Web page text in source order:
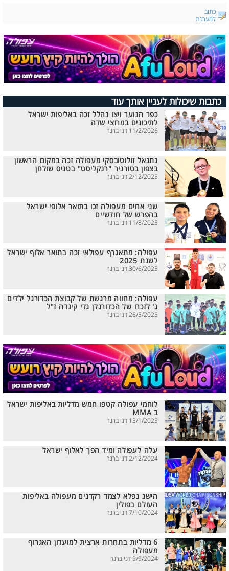
כתוב
למערכת
כתבות שיכולות לעניין אותך עוד
כפר הנוער ויצו נהלל זכה באליפות ישראל
לתיכונים במרוצי שדה
11/2/2026 דני ברנר
נתנאל זולוטובסקי מעפולה זכה במקום הראשון
בצפון בטורניר "רנקליסט" בטניס שולחן
2/12/2025 דני ברנר
שני אחים מעפולה זכו בתואר אלופי ישראל
בהפרש של חודשיים
11/8/2025 דני ברנר
עפולה: מתאגרף עפולאי זכה בתואר אלוף ישראל
לשנת 2025
30/6/2025 דני ברנר
עפולה: מחווה מרגשת של קבוצת הכדורגל ילדים
ג' לזכרו של הכדורגלן גדי קינדה ז"ל
26/5/2025 דני ברנר
לוחמי עפולה קטפו חמש מדליות באליפות ישראל
ב MMA
13/1/2025 דני ברנר
עלה לעפולה ומיד הפך לאלוף ישראל
2/12/2024 דני ברנר
הישג נפלא לצמד רקדנים מעפולה באליפות
העולם בפולין
7/10/2024 דני ברנר
6 מדליות בתחרות ארצית למועדון האגרוף
מעפולה
9/9/2024 דני ברנר